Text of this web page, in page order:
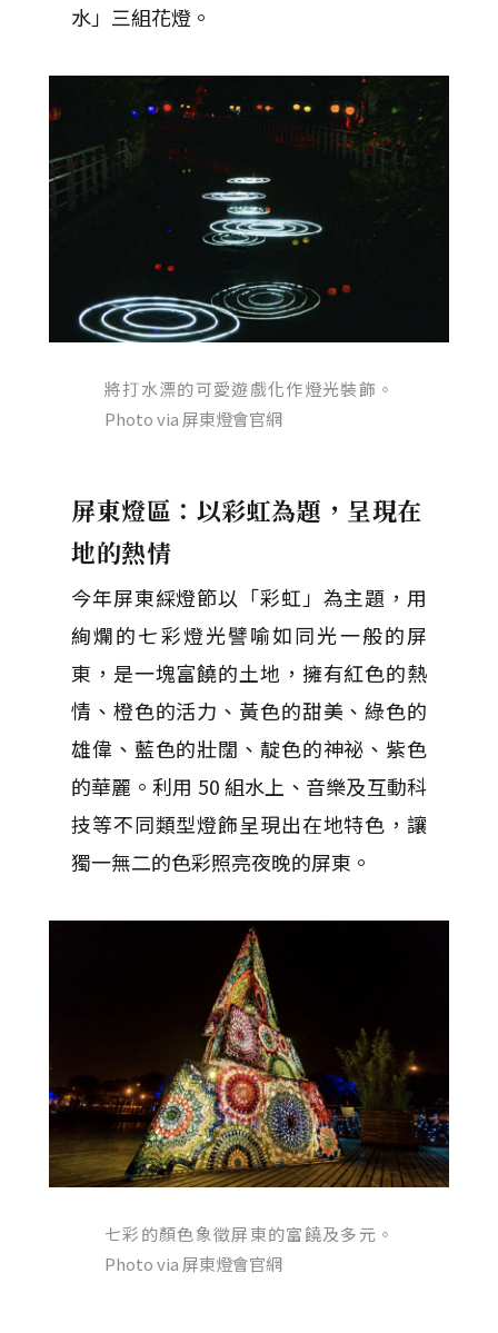
水」三組花燈。
將打水漂的可愛遊戲化作燈光裝飾。
Photo via 屏東燈會官網
屏東燈區：以彩虹為題，呈現在
地的熱情
今年屏東綵燈節以「彩虹」為主題，用
絢爛的七彩燈光譬喻如同光一般的屏
東，是一塊富饒的土地，擁有紅色的熱
情、橙色的活力、黃色的甜美、綠色的
雄偉、藍色的壯闊、靛色的神祕、紫色
的華麗。利用 50 組水上、音樂及互動科
技等不同類型燈飾呈現出在地特色，讓
獨一無二的色彩照亮夜晚的屏東。
七彩的顏色象徵屏東的富饒及多元。
Photo via 屏東燈會官網